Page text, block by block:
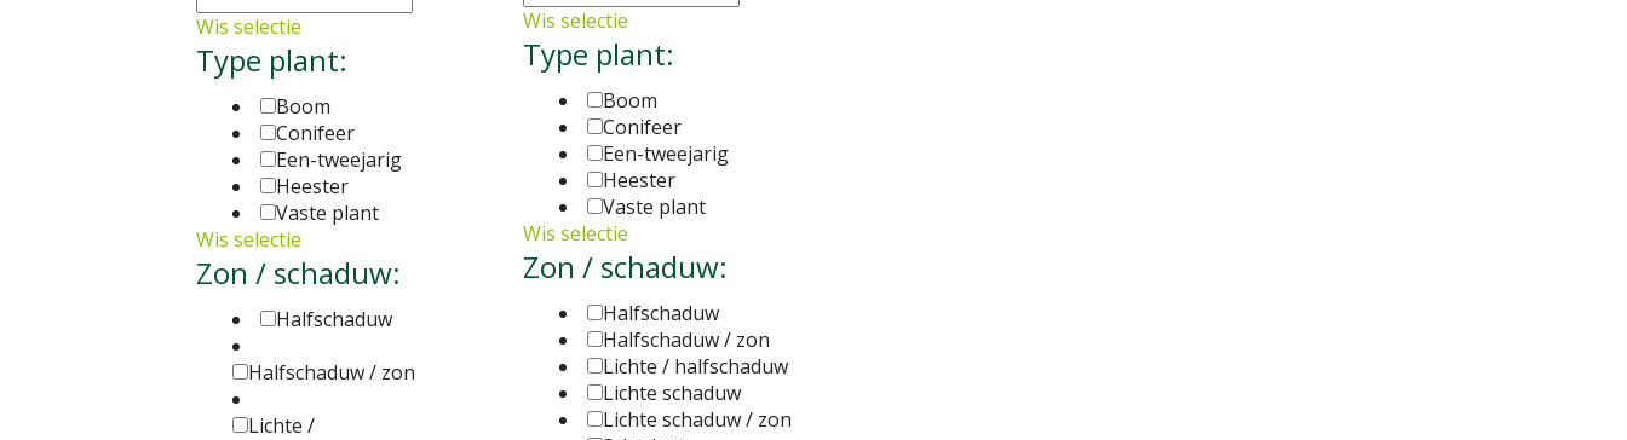
Wis selectie
Type plant:
Boom
Conifeer
Een-tweejarig
Heester
Vaste plant
Wis selectie
Zon / schaduw:
Halfschaduw
Halfschaduw / zon
Lichte / halfschaduw
Lichte schaduw
Lichte schaduw / zon
Wis selectie
Type plant:
Boom
Conifeer
Een-tweejarig
Heester
Vaste plant
Wis selectie
Zon / schaduw:
Halfschaduw
Halfschaduw / zon
Lichte /